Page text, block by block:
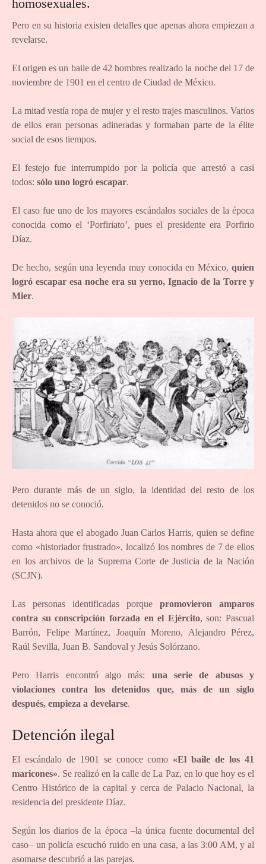
homosexuales.
Pero en su historia existen detalles que apenas ahora empiezan a
revelarse.
El origen es un baile de 42 hombres realizado la noche del 17 de
noviembre de 1901 en el centro de Ciudad de México.
La mitad vestía ropa de mujer y el resto trajes masculinos. Varios
de ellos eran personas adineradas y formaban parte de la élite
social de esos tiempos.
El festejo fue interrumpido por la policía que arrestó a casi
todos: sólo uno logró escapar.
El caso fue uno de los mayores escándalos sociales de la época
conocida como el ‘Porfiriato’, pues el presidente era Porfirio
Díaz.
De hecho, según una leyenda muy conocida en México, quien
logró escapar esa noche era su yerno, Ignacio de la Torre y
Mier.
Pero durante más de un siglo, la identidad del resto de los
detenidos no se conoció.
Hasta ahora que el abogado Juan Carlos Harris, quien se define
como «historiador frustrado», localizó los nombres de 7 de ellos
en los archivos de la Suprema Corte de Justicia de la Nación
(SCJN).
Las personas identificadas porque promovieron amparos
contra su conscripción forzada en el Ejército, son: Pascual
Barrón, Felipe Martínez, Joaquín Moreno, Alejandro Pérez,
Raúl Sevilla, Juan B. Sandoval y Jesús Solórzano.
Pero Harris encontró algo más: una serie de abusos y
violaciones contra los detenidos que, más de un siglo
después, empieza a develarse.
Detención ilegal
El escándalo de 1901 se conoce como «El baile de los 41
maricones». Se realizó en la calle de La Paz, en lo que hoy es el
Centro Histórico de la capital y cerca de Palacio Nacional, la
residencia del presidente Díaz.
Según los diarios de la época –la única fuente documental del
caso– un policía escuchó ruido en una casa, a las 3:00 AM, y al
asomarse descubrió a las parejas.